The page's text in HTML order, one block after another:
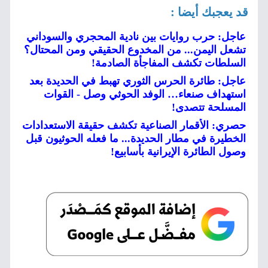
قد يعجبك أيضا :
عاجل: حرب روايات بين نادية المحجري والسوداني
تشعل اليمن... من المخدوع الحقيقي ومن المحتال؟
السلطات تكشف المفاجأة الصادمة!
عاجل: طائرة الحرس الثوري تهبط في الحديدة بعد
استهداف صنعاء… الوفد الحوثي وصل - القوات
المسلحة تتصدى!
حصري: الأقمار الصناعية تكشف حقيقة الاستعدادات
الخطيرة في مطار الحديدة... ما فعله الحوثيون قبل
وصول الطائرة الإيرانية بأسابيع!